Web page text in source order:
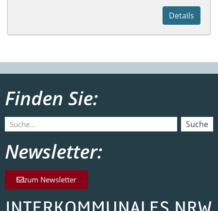
Details
Finden Sie:
Suche
Newsletter:
zum Newsletter